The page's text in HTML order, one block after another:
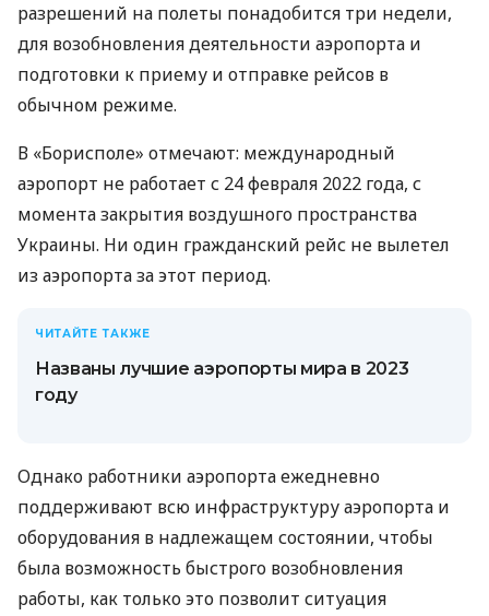
разрешений на полеты понадобится три недели,
для возобновления деятельности аэропорта и
подготовки к приему и отправке рейсов в
обычном режиме.
В «Борисполе» отмечают: международный
аэропорт не работает с 24 февраля 2022 года, с
момента закрытия воздушного пространства
Украины. Ни один гражданский рейс не вылетел
из аэропорта за этот период.
ЧИТАЙТЕ ТАКЖЕ
Названы лучшие аэропорты мира в 2023
году
Однако работники аэропорта ежедневно
поддерживают всю инфраструктуру аэропорта и
оборудования в надлежащем состоянии, чтобы
была возможность быстрого возобновления
работы, как только это позволит ситуация